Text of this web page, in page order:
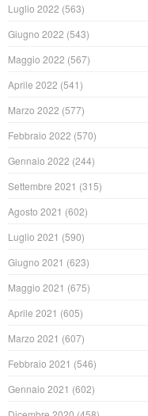
Luglio 2022 (563)
Giugno 2022 (543)
Maggio 2022 (567)
Aprile 2022 (541)
Marzo 2022 (577)
Febbraio 2022 (570)
Gennaio 2022 (244)
Settembre 2021 (315)
Agosto 2021 (602)
Luglio 2021 (590)
Giugno 2021 (623)
Maggio 2021 (675)
Aprile 2021 (605)
Marzo 2021 (607)
Febbraio 2021 (546)
Gennaio 2021 (602)